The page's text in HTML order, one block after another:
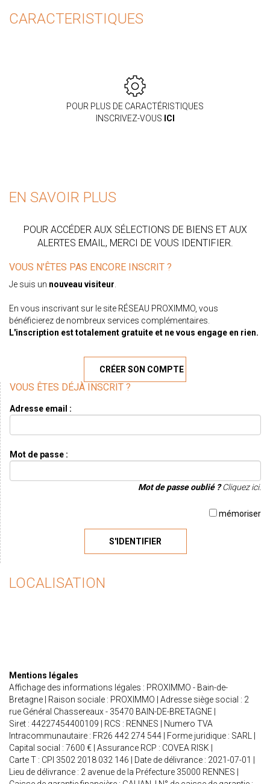
CARACTERISTIQUES
POUR PLUS DE CARACTÉRISTIQUES
INSCRIVEZ-VOUS ICI
EN SAVOIR PLUS
POUR ACCÉDER AUX SÉLECTIONS DE BIENS ET AUX
ALERTES EMAIL, MERCI DE VOUS IDENTIFIER.
VOUS N'ÊTES PAS ENCORE INSCRIT ?
Je suis un nouveau visiteur.
En vous inscrivant sur le site RÉSEAU PROXIMMO, vous
bénéficierez de nombreux services complémentaires.
L'inscription est totalement gratuite et ne vous engage en rien.
CRÉER SON COMPTE
VOUS ÊTES DÉJÀ INSCRIT ?
Adresse email :
Mot de passe :
Mot de passe oublié ?Cliquez ici.
mémoriser
S'IDENTIFIER
LOCALISATION
Mentions légales
Affichage des informations légales : PROXIMMO - Bain-de-
Bretagne | Raison sociale : PROXIMMO | Adresse siège social : 2
rue Général Chassereaux - 35470 BAIN-DE-BRETAGNE |
Siret : 44227454400109 | RCS : RENNES | Numero TVA
Intracommunautaire : FR26 442 274 544 | Forme juridique : SARL |
Capital social : 7600 € | Assurance RCP : COVEA RISK |
Carte T : CPI 3502 2018 032 146 | Date de délivrance : 2021-07-01 |
Lieu de délivrance : 2 avenue de la Préfecture 35000 RENNES |